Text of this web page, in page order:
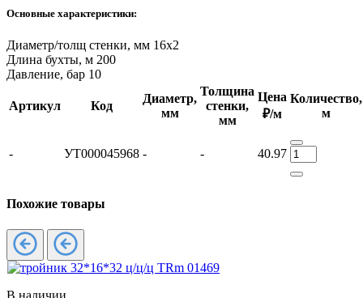
Основные характеристики:
Диаметр/толщ стенки, мм 16x2
Длина бухты, м 200
Давление, бар 10
Артикул Код
Диаметр,
мм
Толщина
стенки,
мм
Цена
₽/м
Количество,
м
- УТ000045968 - - 40.97
Похожие товары
В наличии